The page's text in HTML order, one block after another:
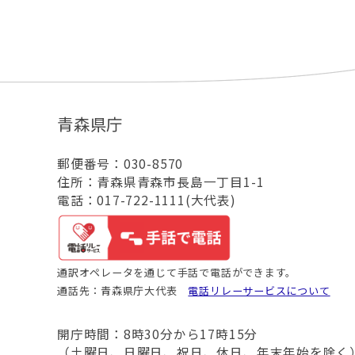
青森県庁
郵便番号：030-8570
住所：青森県青森市長島一丁目1-1
電話：017-722-1111(大代表)
通訳オペレータを通じて手話で電話ができます。
通話先：青森県庁大代表 電話リレーサービスについて
開庁時間：8時30分から17時15分